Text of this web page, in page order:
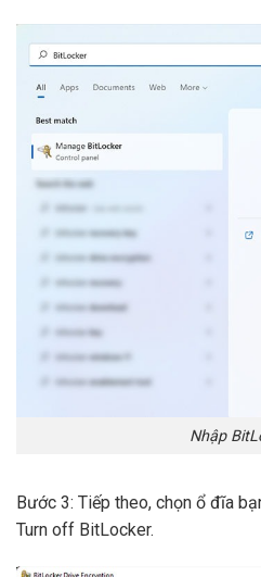
Nhập
Bước 3: Tiếp theo, chọn ổ đĩa
Turn off BitLocker.